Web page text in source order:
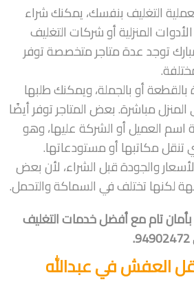
التغليف بنفسك، يمكنك شراء
المنزلية أو شركات التغليف
توجد عدة متاجر متخصصة توفر
بالقطعة أو بالجملة، ويمكنك طلبها
المنزل مباشرة. بعض المتاجر توفر أيضًا
العميل أو الشركة عليها، وهو
تنقل مكاتبها أو مستودعاتها.
والجودة قبل الشراء، لأن بعض
لكنها تختلف في السماكة والتحمل.
بأمان تام مع أفضل خدمات التغليف
العفش في عبدالله